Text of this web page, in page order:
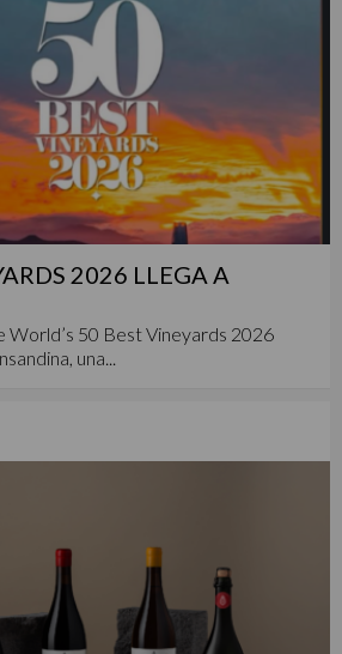
2026 LLEGA A
World’s 50 Best Vineyards 2026
una...